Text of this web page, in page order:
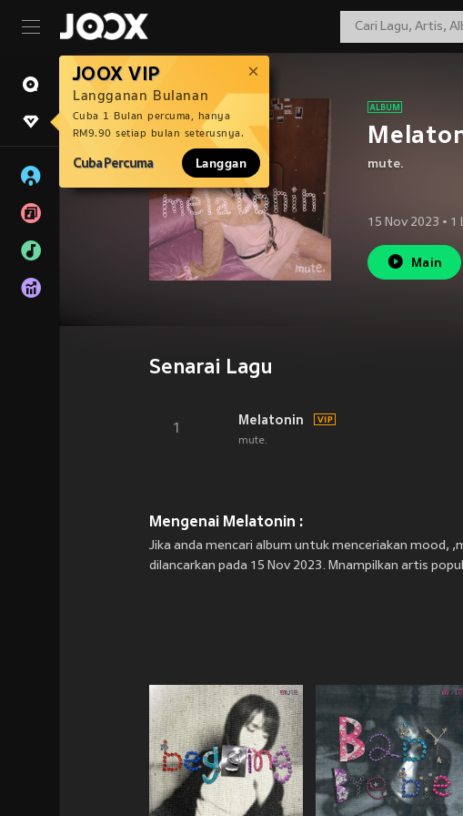
JOOX VIP
Langganan Bulanan
Cuba 1 Bulan percuma, hanya
RM9.90 setiap bulan seterusnya.
Cuba Percuma Langgan mute.
15 Nov 2023 • 1
Main
Senarai Lagu
1
Melatonin
mute.
Mengenai Melatonin :
Jika anda mencari album untuk menceriakan mood,
dilancarkan pada 15 Nov 2023. Mnampilkan artis